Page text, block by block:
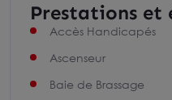
Prestations et
Accès Handicapés
Ascenseur
Baie de Brassage